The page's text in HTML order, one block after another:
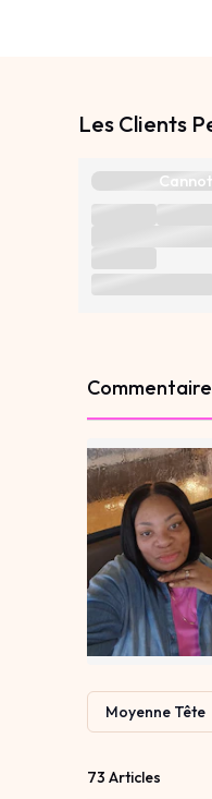
Les Clients
Moyenne Tête
73 Articles